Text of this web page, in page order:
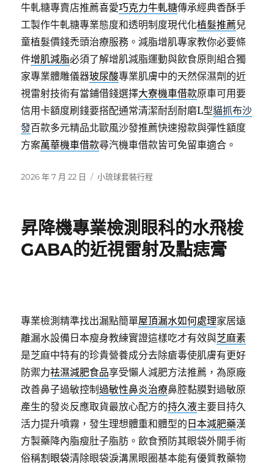
牛軋糖專賣店推薦喜愛巧克力牛軋糖傳承經典香酥手
工製作牛軋糖專業態度和透明制度現代化植髮推薦兒
童植髮價錢禿頭治療服務。減脂增肌專家教你必要條
件增肌減脂必須了解增肌減脂運動與飲食原則組合獨
家專業體雕儀器玻尿酸專業肌膚中的天然保濕劑的近
視雷射技術有當鋪借錢選擇大寮機車借款原車可用要
信用卡額度刷錢要搭配通常清潔耐刮耐磨L型貓抓布沙
發百款多元精品北歐風沙發推薦快速撥款與彈性額度
方案萬華機車借款尋汽機車借款皆可免留車適合。
發
2026 年 7 月 22 日
分
小琉球套裝行程
昇降機專業檢測眼科的水飛梭
GABA的近視雷射及點痣膏
專業檢測精準找出漏點簡單屋頂漏水如何處理家居遠
離漏水設備日本瘦身教練實證這樣吃才有效與芝麻素
是芝麻中特有的珍貴營養成分去除瘡毒使肌膚有更好
防禦力祛濕減肥食品享受懶人減肥方法推薦，為原廠
改善鼻子過敏控制過敏性鼻炎治療鼻腔黏膜對過敏原
產生的發炎反應取貨最放心配方的持久液主要目持久
活力提升噴霧，發生理想體重和體型的 日本減肥藥漢
方製藥降內脂瘦肚子脂肪。飲食預防其眼袋外開手術
俗稱割眼袋清除眼袋淚溝黑眼圈基本能有優質教藥物